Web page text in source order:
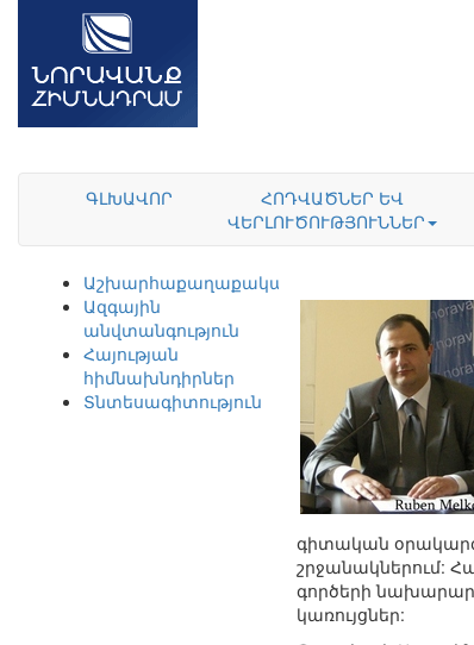
ԳԼԽԱՎՈՐ
ՀՈԴՎԱԾՆԵՐ ԵՎ
ՎԵՐԼՈՒԾՈՒԹՅՈՒՆՆԵՐ
Աշխարհաքաղաքականություն
Ազգային
անվտանգություն
Հայության
հիմնախնդիրներ
Տնտեսագիտություն
գիտական
շրջանակներում:
գործերի
կառույցներ: